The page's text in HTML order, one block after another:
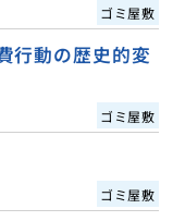
ゴミ屋敷
行動の歴史的変
ゴミ屋敷
ゴミ屋敷